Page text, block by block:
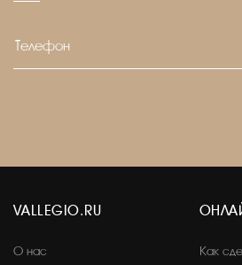
VALLEGIO.RU
О нас Как